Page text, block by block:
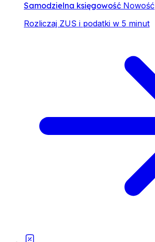
Samodzielna księgowość Nowość
Rozliczaj ZUS i podatki w 5 minut